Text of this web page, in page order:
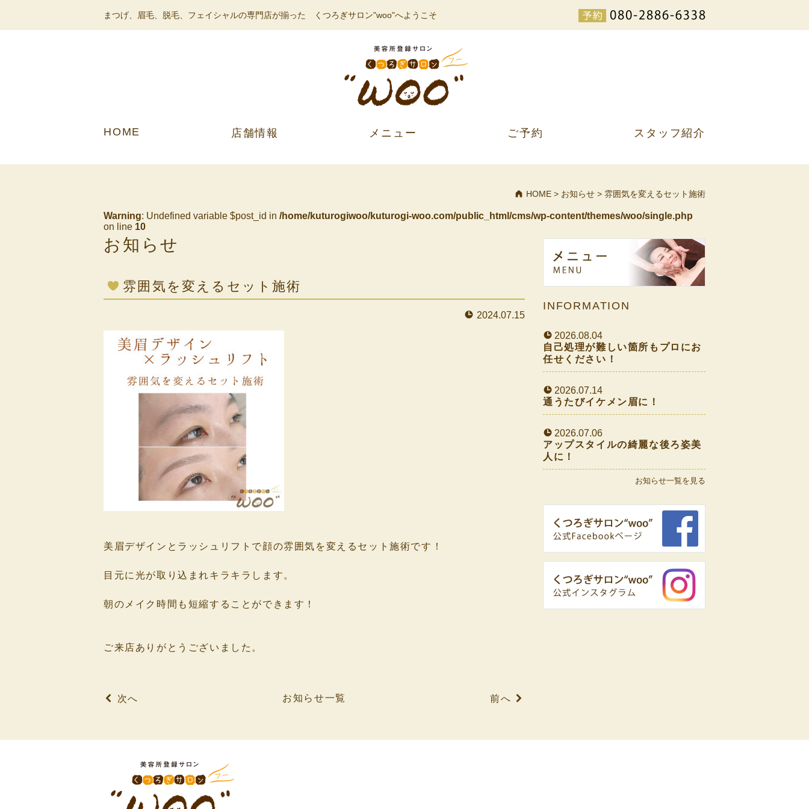
まつげ、眉毛、脱毛、フェイシャルの専門店が揃った くつろぎサロン"woo"へようこそ
HOME 店舗情報 メニュー ご予約 スタッフ紹介
HOME > お知らせ > 雰囲気を変えるセット施術
Warning: Undefined variable $post_id in /home/kuturogiwoo/kuturogi-woo.com/public_html/cms/wp-content/themes/woo/single.php
on line 10
お知らせ
雰囲気を変えるセット施術
2024.07.15
美眉デザインとラッシュリフトで顔の雰囲気を変えるセット施術です！
目元に光が取り込まれキラキラします。
朝のメイク時間も短縮することができます！
ご来店ありがとうございました。
次へ お知らせ一覧 前へ
INFORMATION
2026.08.04
自己処理が難しい箇所もプロにお
任せください！
2026.07.14
通うたびイケメン眉に！
2026.07.06
アップスタイルの綺麗な後ろ姿美
人に！
お知らせ一覧を見る